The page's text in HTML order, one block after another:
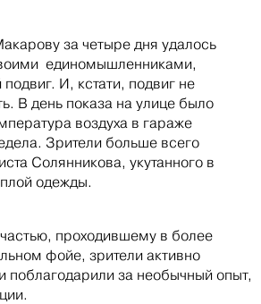
за четыре дня удалось
единомышленниками,
И, кстати, подвиг не
В день показа на улице было
воздуха в гараже
Зрители больше всего
Солянникова, укутанного в
одежды.
проходившему в более
фойе, зрители активно
поблагодарили за необычный опыт,